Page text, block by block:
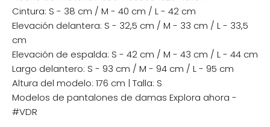
Cintura: S - 38 cm / M - 40 cm / L - 42 cm
Elevación delantera: S - 32,5 cm / M - 33 cm / L - 33,5
cm
Elevación de espalda: S - 42 cm / M - 43 cm / L - 44 cm
Largo delantero: S - 93 cm / M - 94 cm / L - 95 cm
Altura del modelo: 176 cm | Talla: S
Modelos de pantalones de damas Explora ahora -
#VDR